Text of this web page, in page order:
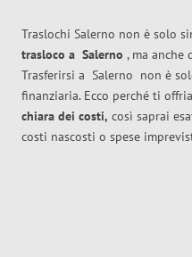
Traslochi Salerno non è solo
trasloco a Salerno , ma anche
Trasferirsi a Salerno non è
finanziaria. Ecco perché ti
chiara dei costi, così saprai
costi nascosti o spese